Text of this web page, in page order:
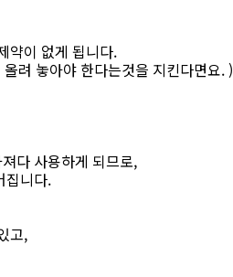
약이 없게 됩니다.
려 놓아야 한다는것을 지킨다면요. )
다 사용하게 되므로,
집니다.
고,